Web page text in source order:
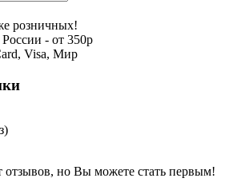
розничных!
- от 350р
Visa, Мир
отзывов, но Вы можете стать первым!